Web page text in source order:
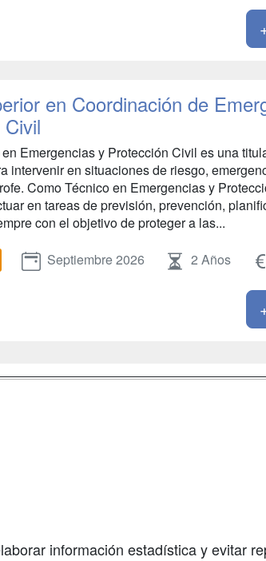
en Coordinación de
Emergencias y Protección Civil es una
intervenir en situaciones de riesgo,
Como Técnico en Emergencias y
en tareas de previsión, prevención,
con el objetivo de proteger a las...
Septiembre 2026 2 Años
información estadística y evitar